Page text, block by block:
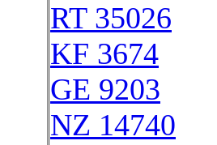
RT 35026
KF 3674
GE 9203
NZ 14740